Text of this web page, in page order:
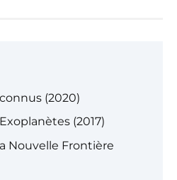
(2020)
(2017)
Nouvelle Frontière